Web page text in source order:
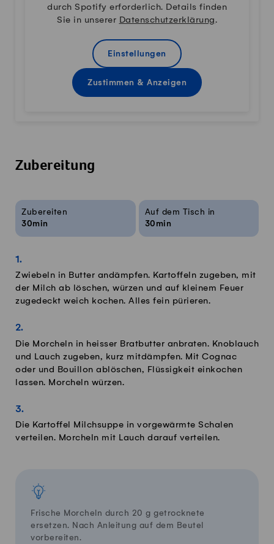
durch Spotify erforderlich. Details finden
Sie in unserer Datenschutzerklärung.
Einstellungen
Zustimmen & Anzeigen
Zubereitung
Rezeptinfos
Zubereiten
30min
Auf dem Tisch in
30min
Zwiebeln in Butter andämpfen. Kartoffeln zugeben, mit
der Milch ab löschen, würzen und auf kleinem Feuer
zugedeckt weich kochen. Alles fein pürieren.
Die Morcheln in heisser Bratbutter anbraten. Knoblauch
und Lauch zugeben, kurz mitdämpfen. Mit Cognac
oder und Bouillon ablöschen, Flüssigkeit einkochen
lassen. Morcheln würzen.
Die Kartoffel Milchsuppe in vorgewärmte Schalen
verteilen. Morcheln mit Lauch darauf verteilen.
Frische Morcheln durch 20 g getrocknete
ersetzen. Nach Anleitung auf dem Beutel
vorbereiten.